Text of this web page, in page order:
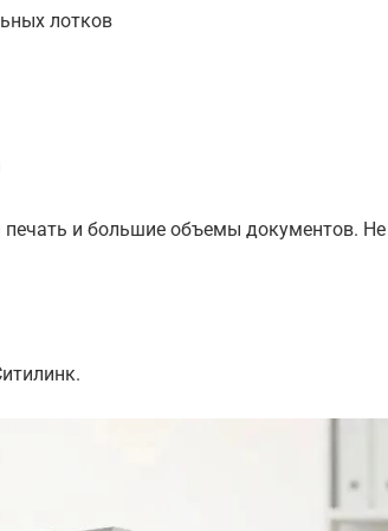
лотков
и большие объемы документов. Не